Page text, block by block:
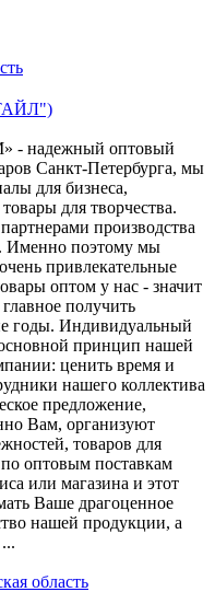
надежный оптовый
Санкт-Петербурга, мы
для бизнеса,
для творчества.
производства
Именно поэтому мы
привлекательные
оптом у нас - значит
получить
годы. Индивидуальный
принцип нашей
ценить время и
нашего коллектива
предложение,
Вам, организуют
товаров для
оптовым поставкам
или магазина и этот
Ваше драгоценное
нашей продукции, а
область